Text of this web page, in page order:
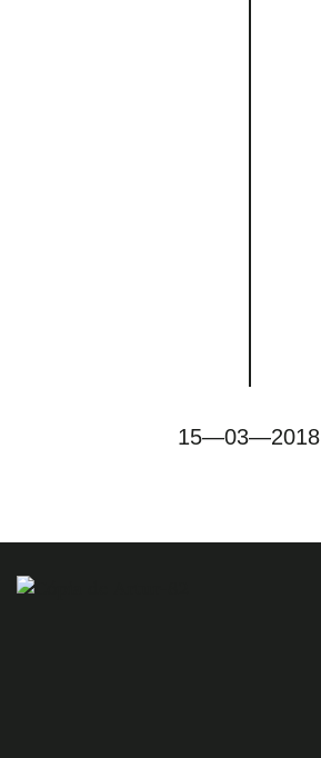
15—03—2018